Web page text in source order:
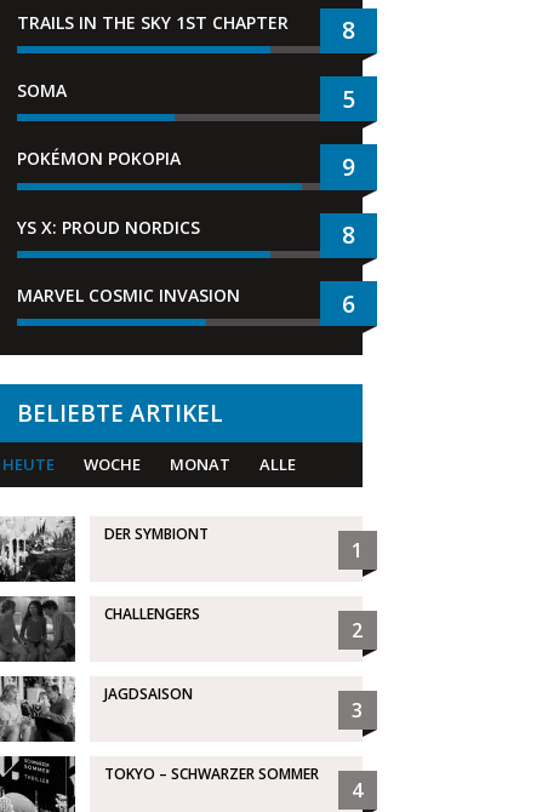
TRAILS IN THE SKY 1ST CHAPTER 8
SOMA 5
POKÉMON POKOPIA 9
YS X: PROUD NORDICS 8
MARVEL COSMIC INVASION 6
BELIEBTE ARTIKEL
HEUTE WOCHE MONAT ALLE
DER SYMBIONT
1
CHALLENGERS
2
JAGDSAISON
3
TOKYO – SCHWARZER SOMMER
4